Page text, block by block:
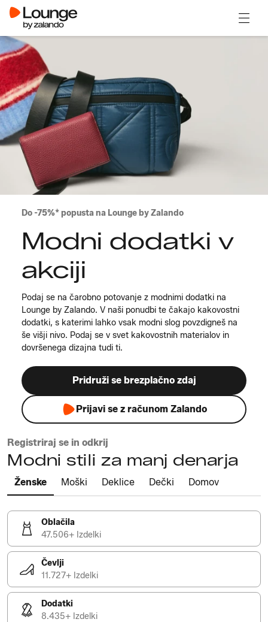
Do -75%* popusta na Lounge by Zalando
Modni dodatki v
akciji
Podaj se na čarobno potovanje z modnimi dodatki na
Lounge by Zalando. V naši ponudbi te čakajo kakovostni
dodatki, s katerimi lahko vsak modni slog povzdigneš na
še višji nivo. Podaj se v svet kakovostnih materialov in
dovršenega dizajna tudi ti.
Pridruži se brezplačno zdaj
Prijavi se z računom Zalando
Registriraj se in odkrij
Modni stili za manj denarja
Ženske Moški Deklice Dečki Domov
Oblačila
47.506+ Izdelki
Čevlji
11.727+ Izdelki
Dodatki
8.435+ Izdelki